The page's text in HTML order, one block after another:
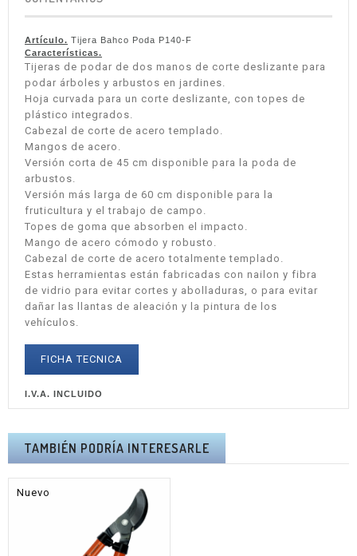
Artículo. Tijera Bahco Poda P140-F
Características.
Tijeras de podar de dos manos de corte deslizante para
podar árboles y arbustos en jardines.
Hoja curvada para un corte deslizante, con topes de
plástico integrados.
Cabezal de corte de acero templado.
Mangos de acero.
Versión corta de 45 cm disponible para la poda de
arbustos.
Versión más larga de 60 cm disponible para la
fruticultura y el trabajo de campo.
Topes de goma que absorben el impacto.
Mango de acero cómodo y robusto.
Cabezal de corte de acero totalmente templado.
Estas herramientas están fabricadas con nailon y fibra
de vidrio para evitar cortes y abolladuras, o para evitar
dañar las llantas de aleación y la pintura de los
vehículos.
FICHA TECNICA
I.V.A. INCLUIDO
TAMBIÉN PODRÍA INTERESARLE
Nuevo